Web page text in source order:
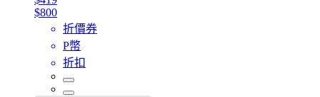
$800
折價券
P幣
折扣